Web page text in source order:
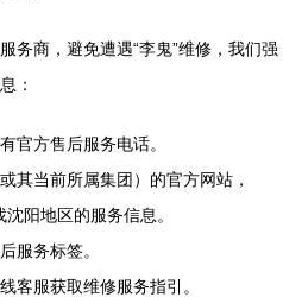
务商，避免遭遇“李鬼”维修，我们强
：
官方售后服务电话。
其当前所属集团）的官方网站，
阳地区的服务信息。
服务标签。
客服获取维修服务指引。